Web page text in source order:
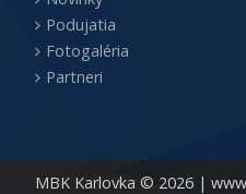
MBK Karlovka © 2026 |
Podujatia
Fotogaléria
Partneri